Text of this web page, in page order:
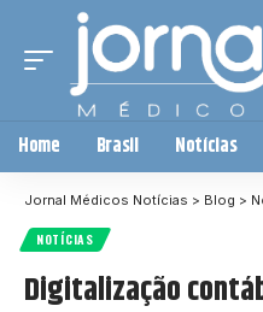
Home Brasil Notícias
Jornal Médicos Notícias > Blog >
NOTÍCIAS
Digitalização